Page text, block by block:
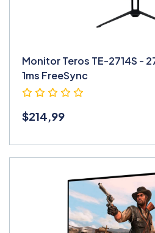
Monitor Teros TE-2714S -
1ms FreeSync
$214,99